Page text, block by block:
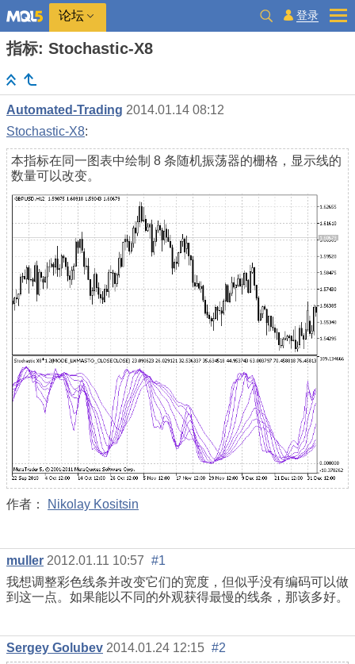
论坛 登录
指标: Stochastic-X8
Automated-Trading 2014.01.14 08:12
Stochastic-X8:
本指标在同一图表中绘制 8 条随机振荡器的栅格，显示线的
数量可以改变。
作者： Nikolay Kositsin
muller 2012.01.11 10:57 #1
我想调整彩色线条并改变它们的宽度，但似乎没有编码可以做
到这一点。如果能以不同的外观获得最慢的线条，那该多好。
Sergey Golubev 2014.01.24 12:15 #2